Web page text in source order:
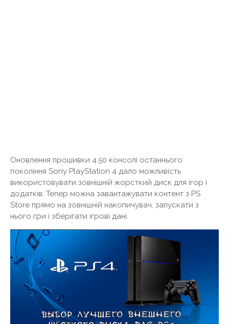
Оновлення прошивки 4.50 консолі останнього
покоління Sony PlayStation 4 дало можливість
використовувати зовнішній жорсткий диск для ігор і
додатків. Тепер можна завантажувати контент з PS
Store прямо на зовнішній накопичувач, запускати з
нього гри і зберігати ігрові дані.